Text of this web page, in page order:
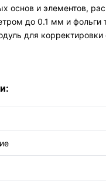
основ и элементов,
до 0.1 мм и
для корректировки